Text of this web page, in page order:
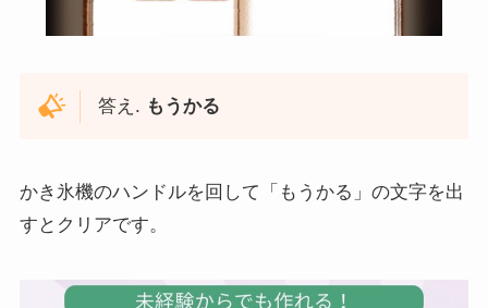
答え. もうかる
かき氷機のハンドルを回して「もうかる」の文字を出
すとクリアです。